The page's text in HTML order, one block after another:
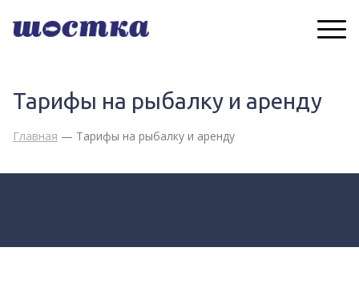
Тарифы на рыбалку и аренду
Главная — Тарифы на рыбалку и аренду